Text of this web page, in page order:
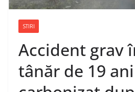
STIRI
Accident grav
tânăr de 19